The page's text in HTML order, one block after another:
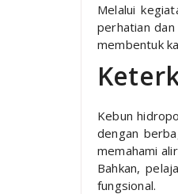
Melalui
perhatian
membentuk
Kebun
dengan
memahami
Bahkan,
fungsional.